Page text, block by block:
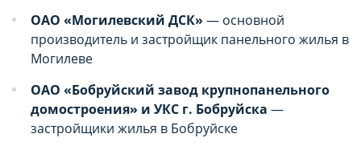
ОАО «Могилевский ДСК» — основной
производитель и застройщик панельного жилья в
Могилеве
ОАО «Бобруйский завод крупнопанельного
домостроения» и УКС г. Бобруйска —
застройщики жилья в Бобруйске